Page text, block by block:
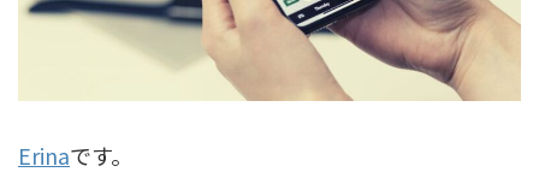
Erinaです。